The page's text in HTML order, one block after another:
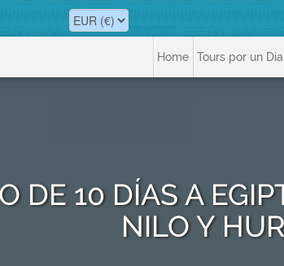
Home Tours por un
DE 10 DÍAS A
NILO Y